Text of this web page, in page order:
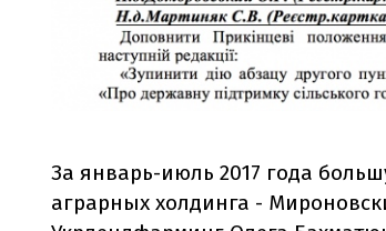
За январь-июль 2017 года
аграрных холдинга -